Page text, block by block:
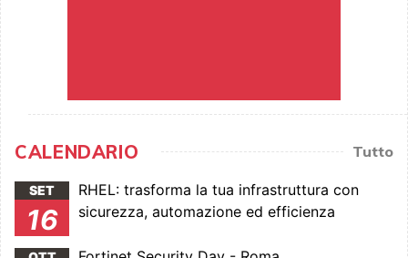
CALENDARIO Tutto
SET
16
RHEL: trasforma la tua infrastruttura con
sicurezza, automazione ed efficienza